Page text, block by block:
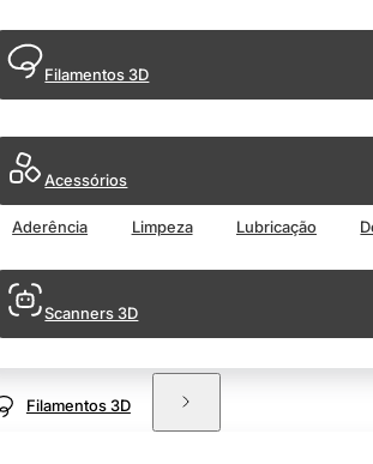
Filamentos 3D
Acessórios
Aderência Limpeza Lubricação
Scanners 3D
Filamentos 3D